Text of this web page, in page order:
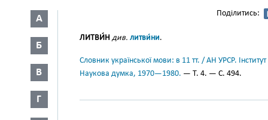
А
Б
В
Г
Поділитись:
ЛИТВИ́Н див. литви́ни.
Словник української мови: в 11 тт. / АН УРСР.
Наукова думка, 1970—1980. — Т. 4. — С. 494.